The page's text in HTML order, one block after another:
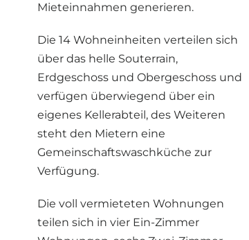
Mieteinnahmen generieren.
Die 14 Wohneinheiten verteilen sich
über das helle Souterrain,
Erdgeschoss und Obergeschoss und
verfügen überwiegend über ein
eigenes Kellerabteil, des Weiteren
steht den Mietern eine
Gemeinschaftswaschküche zur
Verfügung.
Die voll vermieteten Wohnungen
teilen sich in vier Ein-Zimmer